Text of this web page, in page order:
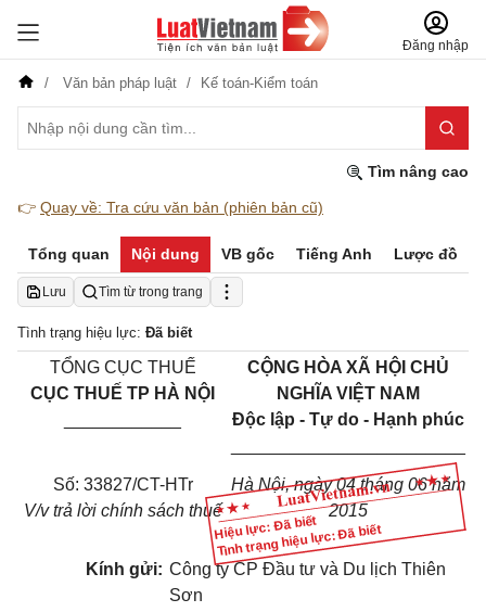
Đăng nhập
Văn bản pháp luật Kế toán-Kiểm toán
Tìm nâng cao
👉 Quay về: Tra cứu văn bản (phiên bản cũ)
Tổng quan Nội dung VB gốc Tiếng Anh Lược đồ
Lưu Tìm từ trong trang
Tình trạng hiệu lực: Đã biết
Hiệu lực: Đã biết
Tình trạng hiệu lực: Đã biết
TỔNG CỤC THUẾ
CỤC THUẾ TP HÀ NỘI
CỘNG HÒA XÃ HỘI CHỦ
NGHĨA VIỆT NAM
Độc lập - Tự do - Hạnh phúc
Số: 33827/CT-HTr
V/v trả lời chính sách thuế
Hà Nội, ngày04tháng 06năm
2015
Kính gửi: Công ty CP Đầu tư và Du lịch Thiên
Sơn